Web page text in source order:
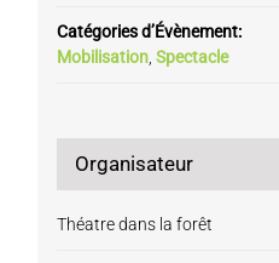
Catégories d’Évènement:
Mobilisation, Spectacle
Organisateur
Théatre dans la forêt